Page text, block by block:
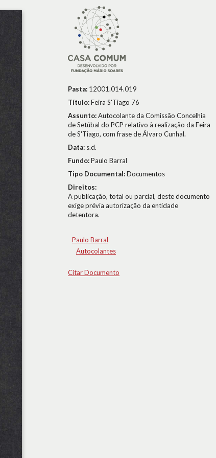
Pasta: 12001.014.019
Título:Feira S'Tiago 76
Assunto:Autocolante da Comissão Concelhia
de Setúbal do PCP relativo à realização da Feira
de S'Tiago, com frase de Álvaro Cunhal.
Data: s.d.
Fundo:Paulo Barral
Tipo Documental:Documentos
Direitos:
A publicação, total ou parcial, deste documento
exige prévia autorização da entidade
detentora.
Paulo Barral
Autocolantes
Citar Documento